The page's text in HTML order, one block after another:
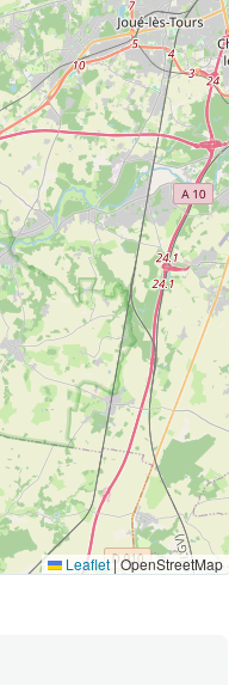
Leaflet|OpenStreetMap